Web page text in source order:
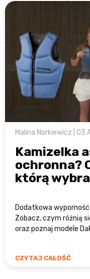
Malina Norkiewicz | 03
Kamizelka
ochronna?
którą
Dodatkowa
Zobacz, czym różnią
oraz poznaj modele
CZYTAJ CAŁOŚĆ